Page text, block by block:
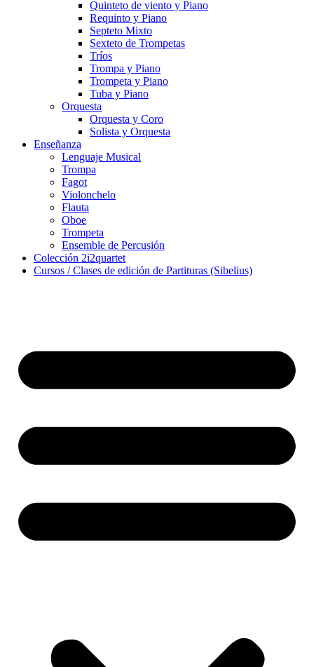
Quinteto de viento y Piano
Requinto y Piano
Septeto Mixto
Sexteto de Trompetas
Tríos
Trompa y Piano
Trompeta y Piano
Tuba y Piano
Orquesta
Orquesta y Coro
Solista y Orquesta
Enseñanza
Lenguaje Musical
Trompa
Fagot
Violonchelo
Flauta
Oboe
Trompeta
Ensemble de Percusión
Colección 2i2quartet
Cursos / Clases de edición de Partituras (Sibelius)